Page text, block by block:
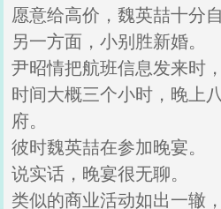
愿意给高价，魏英喆十分自
另一方面，小别胜新婚。
尹昭情把航班信息发来时
时间大概三个小时，晚上
府。
彼时魏英喆在参加晚宴。
说实话，晚宴很无聊。
类似的商业活动如出一辙